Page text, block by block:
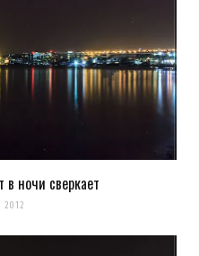
Оповещать о новых
на комментарии
ночи сверкает
2012